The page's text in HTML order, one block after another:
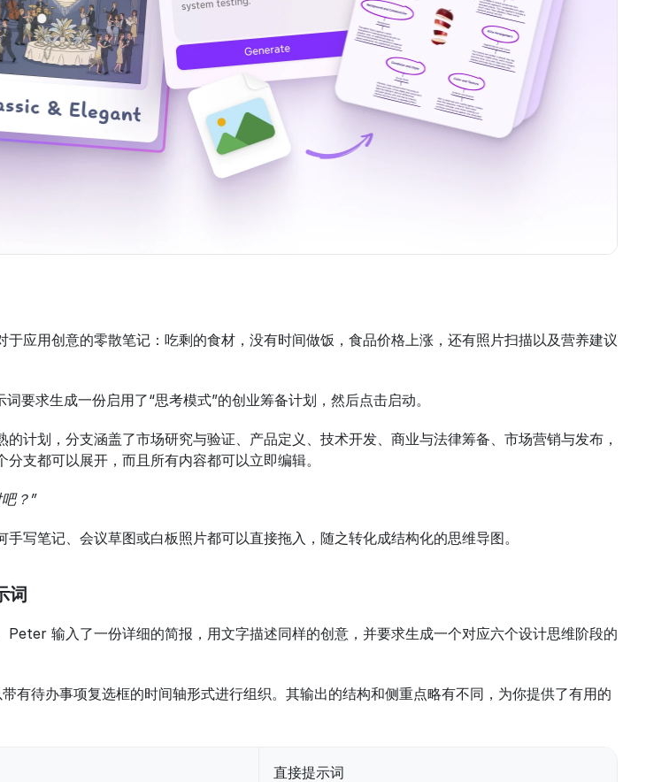
应用创意的零散笔记：吃剩的食材，没有时间做饭，食品价格上涨，还有照片扫描以及营养建议
要求生成一份启用了“思考模式”的创业筹备计划，然后点击启动。
计划，分支涵盖了市场研究与验证、产品定义、技术开发、商业与法律筹备、市场营销与发布，
支都可以展开，而且所有内容都可以立即编辑。
？”
写笔记、会议草图或白板照片都可以直接拖入，随之转化成结构化的思维导图。
词
输入了一份详细的简报，用文字描述同样的创意，并要求生成一个对应六个设计思维阶段的
有待办事项复选框的时间轴形式进行组织。其输出的结构和侧重点略有不同，为你提供了有用的
直接提示词